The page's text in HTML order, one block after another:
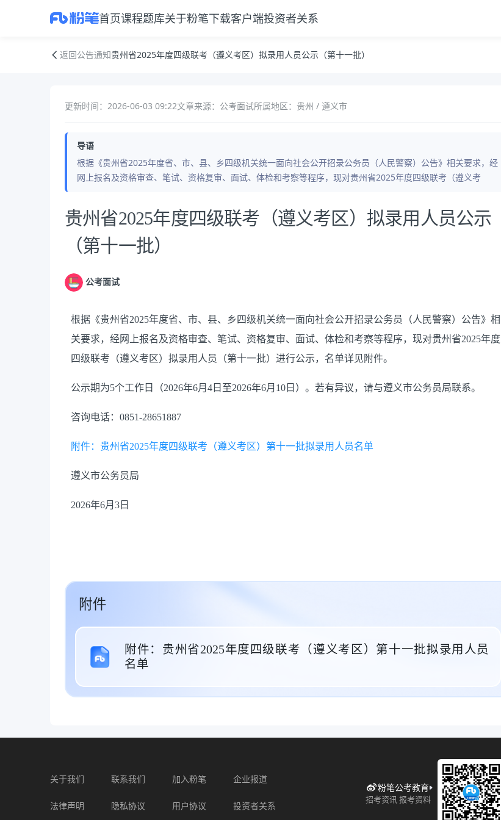
首页课程题库关于粉笔下载客户端投资者关系
返回公告通知贵州省2025年度四级联考（遵义考区）拟录用人员公示（第十一批）
更新时间：2026-06-03 09:22文章来源：公考面试所属地区：贵州 / 遵义市
导语
根据《贵州省2025年度省、市、县、乡四级机关统一面向社会公开招录公务员（人民警察）公告》相关要求，经
网上报名及资格审查、笔试、资格复审、面试、体检和考察等程序，现对贵州省2025年度四级联考（遵义考
公告正文
贵州省2025年度四级联考（遵义考区）拟录用人员公示
（第十一批）
公考面试
根据 《贵州省2025年度省、市、县、乡四级机关统一面向社会公开招录公务员 （人民警察） 公告》 相
关要求， 经网上报名及资格审查、 笔试、 资格复审、 面试、 体检和考察等程序， 现对贵州省2025年度
四级联考 （遵义考区） 拟录用人员 （第十一批） 进行公示， 名单详见附件。
公示期为5个工作日 （2026年6月 4 日至2026年6月 10 日 ） 。若有异议， 请与遵义市公务员局联系。
咨询电话： 0851-28651887
附件：贵州省2025年度四级联考（遵义考区）第十一批拟录用人员名单
遵义市公务员局
2026年6月 3 日
附件
附件：贵州省2025年度四级联考（遵义考区）第十一批拟录用人员
名单
关于我们 联系我们 加入粉笔 企业报道
法律声明 隐私协议 用户协议 投资者关系
粉笔公考教育
招考资讯 报考资料